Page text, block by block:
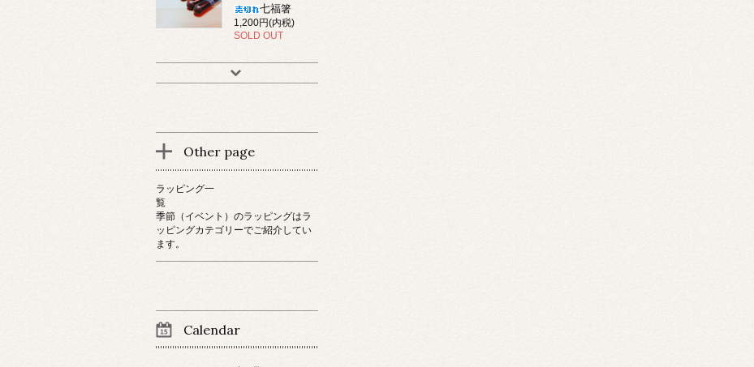
七福箸
1,200円(内税)
SOLD OUT
Other page
ラッピング一
覧
季節（イベント）のラッピングはラ
ッピングカテゴリーでご紹介してい
ます。
Calendar